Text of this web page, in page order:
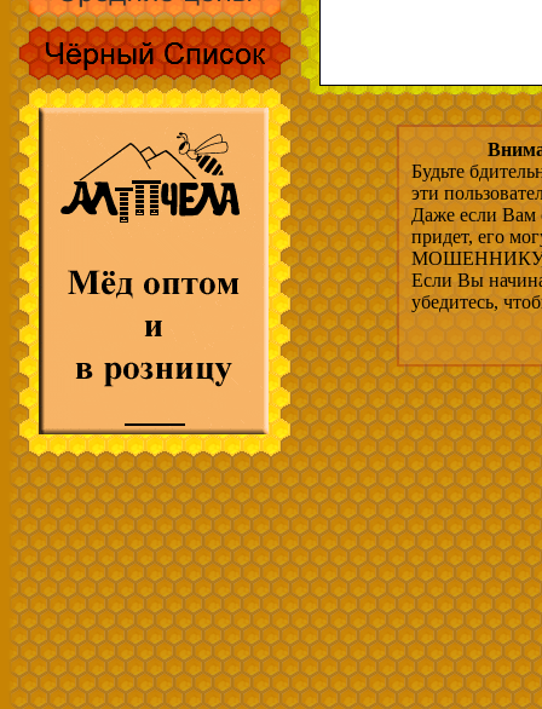
Будьте
эти
Даже если Вам
придет, его
МОШЕННИКУ,
Если Вы
убедитесь,